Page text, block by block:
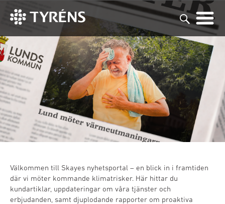
Detta är Skaye
Nyheter
Kontakta oss
Välkommen till Skayes nyhetsportal – en blick in i framtiden
där vi möter kommande klimatrisker. Här hittar du
kundartiklar, uppdateringar om våra tjänster och
erbjudanden, samt djuplodande rapporter om proaktiva